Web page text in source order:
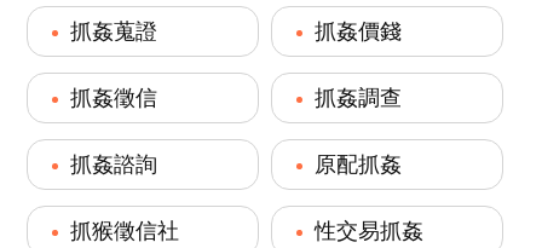
抓姦蒐證 抓姦價錢
抓姦徵信 抓姦調查
抓姦諮詢 原配抓姦
抓猴徵信社 性交易抓姦